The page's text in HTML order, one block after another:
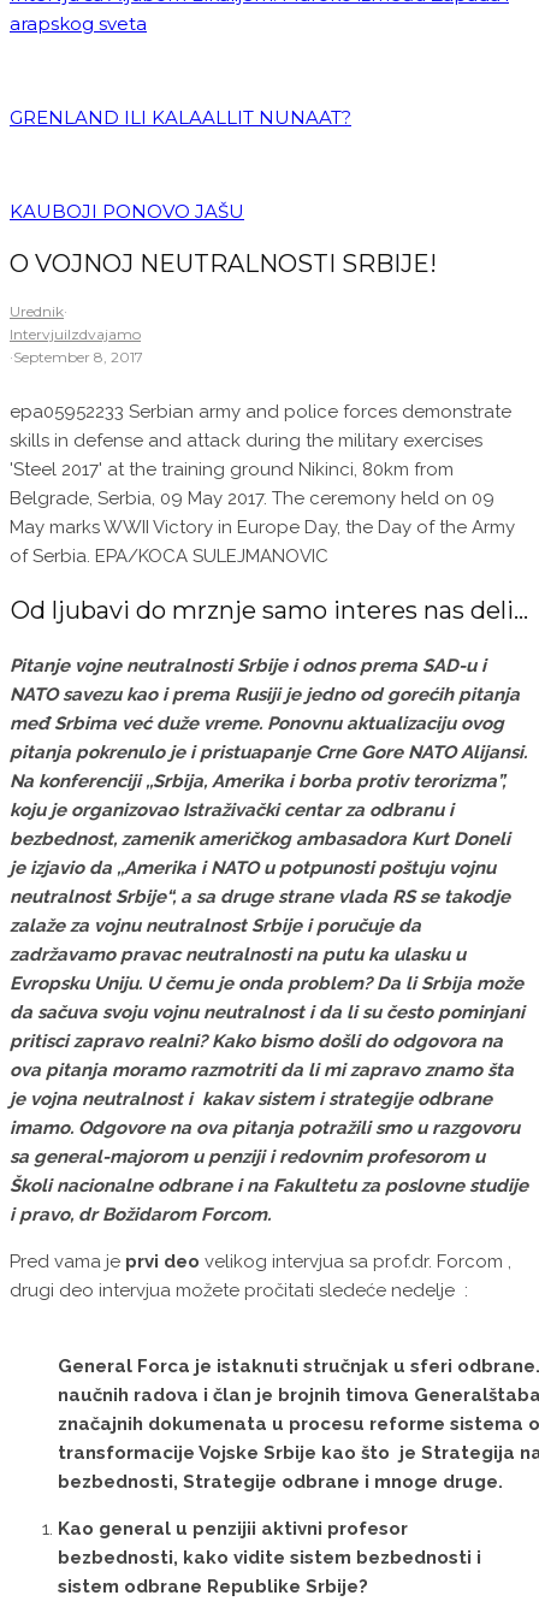
arapskog sveta
GRENLAND ILI KALAALLIT NUNAAT?
KAUBOJI PONOVO JAŠU
O VOJNOJ NEUTRALNOSTI SRBIJE!
Urednik·
IntervjuiIzdvajamo
·September 8, 2017
epa05952233 Serbian army and police forces demonstrate
skills in defense and attack during the military exercises
'Steel 2017' at the training ground Nikinci, 80km from
Belgrade, Serbia, 09 May 2017. The ceremony held on 09
May marks WWII Victory in Europe Day, the Day of the Army
of Serbia. EPA/KOCA SULEJMANOVIC
Od ljubavi do mrznje samo interes nas deli…
Pitanje vojne neutralnosti Srbije i odnos prema SAD-u i
NATO savezu kao i prema Rusiji je jedno od gorećih pitanja
međ Srbima već duže vreme. Ponovnu aktualizaciju ovog
pitanja pokrenulo je i pristuapanje Crne Gore NATO Alijansi.
Na konferenciji ,,Srbija, Amerika i borba protiv terorizma”,
koju je organizovao Istraživački centar za odbranu i
bezbednost, zamenik američkog ambasadora Kurt Doneli
je izjavio da ,,Amerika i NATO u potpunosti poštuju vojnu
neutralnost Srbije“, a sa druge strane vlada RS se takodje
zalaže za vojnu neutralnost Srbije i poručuje da
zadržavamo pravac neutralnosti na putu ka ulasku u
Evropsku Uniju. U čemu je onda problem? Da li Srbija može
da sačuva svoju vojnu neutralnost i da li su često pominjani
pritisci zapravo realni? Kako bismo došli do odgovora na
ova pitanja moramo razmotriti da li mi zapravo znamo šta
je vojna neutralnost i kakav sistem i strategije odbrane
imamo. Odgovore na ova pitanja potražili smo u razgovoru
sa general-majorom u penziji i redovnim profesorom u
Školi nacionalne odbrane i na Fakultetu za poslovne studije
i pravo, dr BožidaromForcom.
Pred vama je prvi deo velikog intervjua sa prof.dr. Forcom ,
drugi deo intervjua možete pročitati sledeće nedelje :
General Forca je istaknuti stručnjak u sferi
naučnih radova i član je brojnih timova
značajnih dokumenata u procesu reforme sistema
transformacije Vojske Srbije kao što je Strategija
bezbednosti, Strategije odbrane i mnoge druge.
Kao general u penzijii aktivni profesor
bezbednosti, kako vidite sistem bezbednosti i
sistem odbrane Republike Srbije?